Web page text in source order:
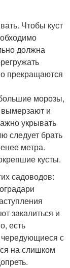
Чтобы куст
должна
прекращаются
морозы,
и
укрывать
следует брать
метра.
кусты.
садоводов:
закалиться и
есть
чередующиеся с
на слишком